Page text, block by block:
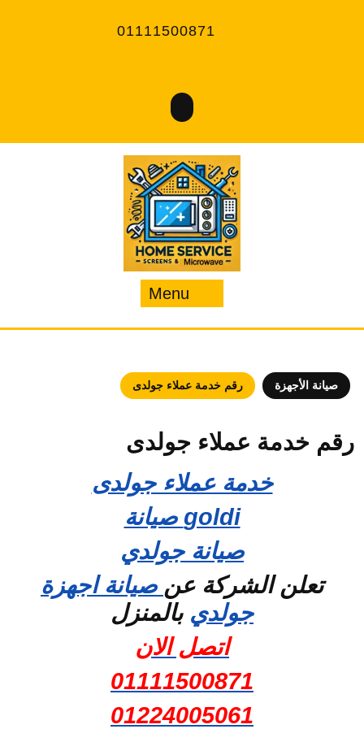
01111500871
Menu
صيانة الأجهزة رقم خدمة عملاء جولدى
رقم خدمة عملاء جولدى
خدمة عملاء جولدى
goldi صيانة
صيانة جولدي
تعلن الشركة عن صيانة اجهزة
جولدي بالمنزل
اتصل الان
01111500871
01224005061